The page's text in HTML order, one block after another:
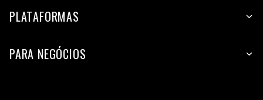
PLATAFORMAS
PARA NEGÓCIOS